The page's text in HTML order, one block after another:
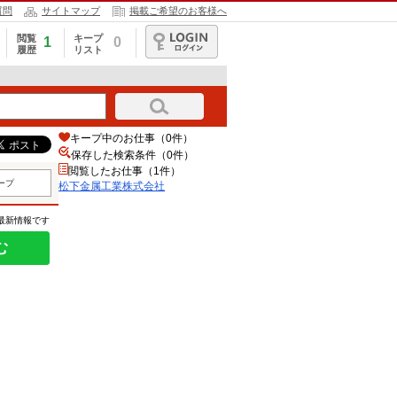
問 サイトマップ 掲載ご希望のお客様へ
閲覧
履歴
1
キープ
リスト
0
ログイン
プ
新情報です
キープ中のお仕事（0件）
保存した検索条件（0件）
閲覧したお仕事（1件）
松下金属工業株式会社